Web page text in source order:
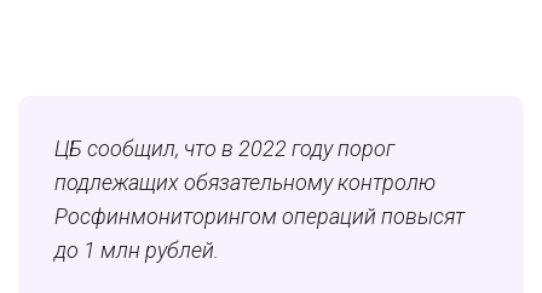
ЦБ сообщил, что в 2022 году порог
подлежащих обязательному контролю
Росфинмониторингом операций повысят
до 1 млн рублей.